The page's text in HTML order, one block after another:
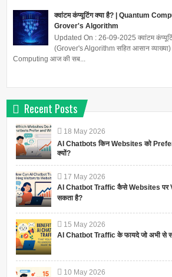
क्वांटम कंप्यूटिंग क्या है? | Quantum
Grover's Algorithm
Updated On : 26-09-2025 क्वांटम
(Grover's Algorithm सहित आसान
Computing आज की सब...
Recent Posts
18 May 2026
AI Chatbots किन Websites को
क्यों?
17 May 2026
AI Chatbot Traffic कैसे Websites पर
सकता है?
15 May 2026
AI Chatbot Traffic के फायदे जो अभी से
10 May 2026